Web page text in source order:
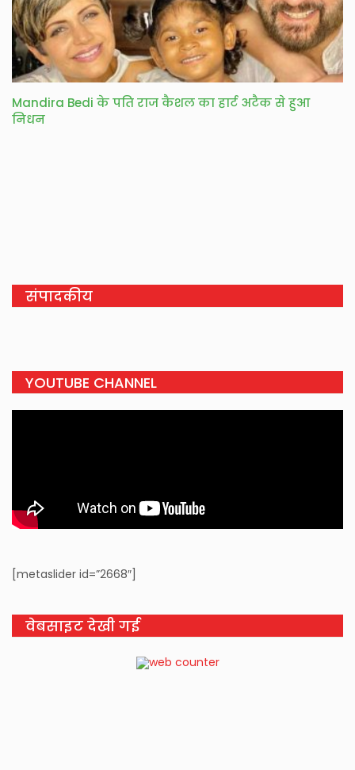
Mandira Bedi के पति राज कैशल का हार्ट अटैक से हुआ
निधन
संपादकीय
YOUTUBE CHANNEL
[metaslider id=”2668″]
वेबसाइट देखी गई